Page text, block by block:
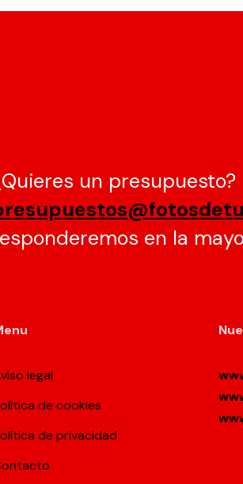
un presupuesto?
en la
legal
de cookies
de privacidad